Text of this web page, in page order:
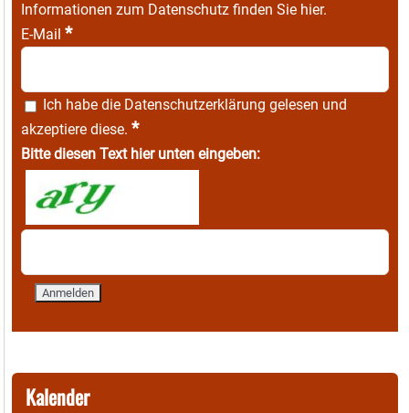
Informationen zum Datenschutz finden Sie hier.
E-Mail *
Ich habe die Datenschutzerklärung gelesen und
akzeptiere diese. *
Bitte diesen Text hier unten eingeben:
Kalender